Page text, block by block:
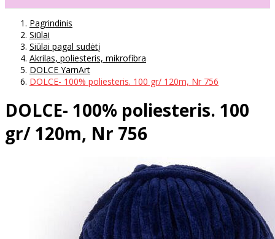
Pagrindinis
Siūlai
Siūlai pagal sudėtį
Akrilas, poliesteris, mikrofibra
DOLCE YarnArt
DOLCE- 100% poliesteris. 100 gr/ 120m, Nr 756
DOLCE- 100% poliesteris. 100
gr/ 120m, Nr 756